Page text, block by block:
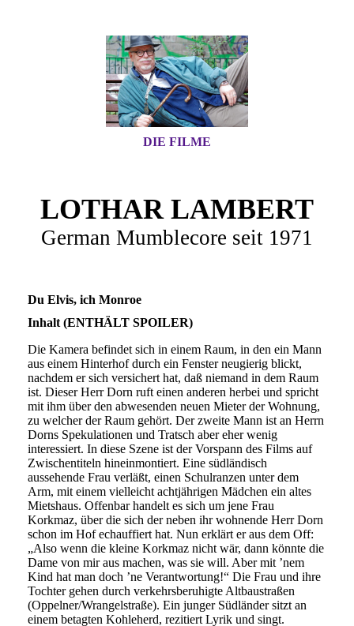
DIE FILME
LOTHAR LAMBERT
German Mumblecore seit 1971
Du Elvis, ich Monroe
Inhalt (ENTHÄLT SPOILER)
Die Kamera befindet sich in einem Raum, in den ein Mann aus einem Hinterhof durch ein Fenster neugierig blickt, nachdem er sich versichert hat, daß niemand in dem Raum ist. Dieser Herr Dorn ruft einen anderen herbei und spricht mit ihm über den abwesenden neuen Mieter der Wohnung, zu welcher der Raum gehört. Der zweite Mann ist an Herrn Dorns Spekulationen und Tratsch aber eher wenig interessiert. In diese Szene ist der Vorspann des Films auf Zwischentiteln hineinmontiert. Eine südländisch aussehende Frau verläßt, einen Schulranzen unter dem Arm, mit einem vielleicht achtjährigen Mädchen ein altes Mietshaus. Offenbar handelt es sich um jene Frau Korkmaz, über die sich der neben ihr wohnende Herr Dorn schon im Hof echauffiert hat. Nun erklärt er aus dem Off: „Also wenn die kleine Korkmaz nicht wär, dann könnte die Dame von mir aus machen, was sie will. Aber mit ’nem Kind hat man doch ’ne Verantwortung!“ Die Frau und ihre Tochter gehen durch verkehrsberuhigte Altbaustraßen (Oppelner/Wrangelstraße). Ein junger Südländer sitzt an einem betagten Kohleherd, rezitiert Lyrik und singt. Unbemerkt beobachtet Herr Dorn ihn dabei, aus dem Hinterhof durchs Fenster lugend, dann den zweiten Mann holend. Der Südländer reckt sich mit nacktem Oberkörper neben einem Spiegel. Nun lugt, mit einem Fußball in der Hand, „die kleine Korkmaz“ durchs Fenster. Ihre Mutter spielt mit ihr und dem Ball und schaut dabei immer wieder zu dem jungen Mann. Frau Korkmaz möchte einen Holzstuhl in eine Mülltonne stopfen. Der Südländer kommt rufend zu ihr ins Bild gerannt und will ihr den Stuhl abnehmen, da er keine Möbel hat. Die beiden stellen sich einander vor: Er wohnt allein, kommt aus Berlin-Rudow, ist ledig und Araber, heißt Tarek. Sie ist Türkin, flirtet ein wenig mit ihm, meint vieldeutig: „Ich hab alles, was sie wollen.“ Sie warnt ihn vor den Nachbarn, „vor allem der dicke, fette Mann, der neben mir wohnt – vor dem müssen sie sich in Acht nehmen“. Während das Gespräch noch zu hören ist, sieht man aus dem Tareks Zimmer, wie Herr Dorn mit zwei Kunstblumen in der Hand über den Hof kommt, in die Wohnung lugt. Dann, aus dem dunklen Treppenhaus, wie er Tarek in etwas aufdringlicher Weise im Haus willkommen heißt. Herr Dorn erfährt, daß der neue Mieter von Beruf Pfleger sei, und stellt sich als Hobby-Hauswart vor, der Tarek zudem aus seiner Wohnung ins Fenster schauen könne. Herr Dorn horcht an einer Wand seiner Wohnung und ruft eine Frau hinzu, die dann ebenfalls lauscht. Aus dem Off hört man, wie sich Frau Korkmaz gegenüber Tarek über dessen Arbeit in der Pathologie mokiert. Zwischendurch erörtern Herr Dorn und seine Besucherin das Verhältnis der beiden. Er meint, wenn die beiden schon mal miteinander Sex gehabt hätten, wüßte er das. Tochter Korkmaz kommt ins Badezimmer und sieht Tarek beim Duschen zu. Sie amüsiert sich darüber, daß er dies mit Badehose tut. Sie ruft ihre Mutter, die ihre Tochter wegschickt und beginnt, eine Banane zu essen, während sie Tarek zusieht und sich ebenfalls amüsiert. Er rechtfertigt sein Verhalten mit Hinweis auf ihre Tochter. Frau Korkmaz und Tarek auf einem Balkon. Sie gießt Blumen und findet, diese würden verwelken wie sie. Er klimpert auf der Gitarre. Sie „kann die arabische Sülze nicht mehr hören“. Er solle statt dessen etwas Schönes singen, etwas von Elvis. Auf den habe sie schon immer gestanden. Und auf die Monroe. „Ich die Monroe und du Elvis Presley – das wär doch ein Paar! (…) Und dann geht’s ganz ruckzuck. Du Elvis, ich Monroe.“ Im Treppenhaus trifft Tarek eine ältere, etwas indisponiert wirkende Frau, die vergessen hat, ihren Rock anzuziehen, und jetzt nach einem ihrer Haarclips sucht. Sie entwindet ihm seine Gitarre und beginnt, auf dieser zu klimpern und dazu zu singen. Da er ihre aufdringlichen Flirtversuche („Bei mir tropft es immer! Vielleicht könnten Sie da mal irgend etwas machen.“) abblockt, empört sie sich schließlich: „So etwas von rüde! Und Sie wollen Ausländer sein?!“ Frau Korkmaz liegt im Unterrock auf ihrem Bett, blickt Tarek an, der mit freiem Oberkörper zu ihr kommt, schließlich ihren Kopf auf ihre Beine legt. Anschließend balgen sich die beiden unter der laufenden Dusche. Zwei Zwischenschnitte zeigen Frau Korkmaz auf ihrem Bett in Ekstase. Schwenk von einem Rettungswagen über den Hochbahnhof Schlesisches Tor. Schwenk von Tarek, der mit nacktem Oberkörper im Fenster seiner Wohnung sitzt, über den Hinterhof. Frau Korkmaz und ihre Tochter auf der Straße. Tarek im Fenster, schreibend. Nonnen in der Oppelner Straße. Ein älterer Mann über Flaschen auf einer Bank liegend. Aus dem Off hört man während all dem eine Frau religiöse Propaganda verbreiten, im Wechsel mit einem türkischen Übersetzer, dazwischen pöbeln Männer in Berliner Tonfall. Tarek tanzt mit Frau Korkmaz’ Tochter, sie auf einem Arm tragend. Frau Korkmaz kommt hinzu, beobachtet die beiden in der Tür stehend, mit zunehmend mißbilligendem Blick. Die beiden hören auf zu tanzen. Die Tochter weint. Tarek macht gegenüber ihrer Mutter eine fragende Geste. Er blickt aus seinem Fenster hinauf zum Vorderhaus. Aus dem Off erzählt Herr Dorn seiner Bekannten: „Jetzt hat sie ihn doch tatsächlich rausgeschmissen! (…) Es hatte wohl mit der Tochter zu tun! (…) Jaja, so sind se: Männer! Männer, sag ich nur!“ Er kommt mit Frau Korkmaz die Treppe hinunter, sie giften einander an. Er meint: „Nun ist wieder Ruhe eingekehrt bei Ihnen. Es tut mir ja so leid für Sie. Ich bin erleichtert.“ Frau Korkmaz sitzt mit ihrer Tochter an einem Tisch, den ein Imbißladen auf die Straße gestellt hat. Die Tochter möchte zu den religiösen Propagandisten, mit den sich dort aufhaltenden Kindern spielen. Die Mutter echauffiert sich darüber zunehmend: „Die beten alle da rum! (…) Jetzt haben wir endlich diese Religion hinter uns, die eine, willste noch eine ausprobieren?“ Die Tochter beginnt zu weinen. Ihre Mutter beschimpft sie. Tarek fegt die Straße und räumt die Überreste von Gemüsekisten in einen Lkw. Frau Korkmaz’ Tochter schleicht sich heran und beobachtet ihn. Aus dem Off hört man ihre Mutter, welche sie wegholt und Tarek wüst beschimpft. Man sieht ihn, wie er durch einen dunklen Fußgängertunnel läuft (der heute nicht mehr existierende Görlitzer Tunnel zwischen Oppelner und Liegnitzer Straße), auf das Licht am Ende zu. Dann auf einer Brücke ohne Geländer an der Berliner Mauer (Treptower Brücke über den Landwehrkanal), an einem Kanal. Im Off schimpft er zurück. Schwenk über eine alte Bahnbrücke. Tarek an der Mauer. Frau Korkmaz und er beschimpfen einander weiter. Zerstörte Rohrleitungen. Tarek an der Spree (zwischen Pfuel- und Oberbaumstraße), die Mauer vis-à-vis, die Oberbaumbrücke im Hintergrund. Herr Dorn und seine Bekannte sitzen nebeneinander und lauschen dem Streit zwischen Frau Korkmaz und Tarek, der aus der Nebenwohnung herübertönt. Sie meint, sie habe keinen Mann nötig, nur einen Menschen. Er, dann müsse sie sich eine Frau nehmen. Herr Dorn wendet sich durchs Fenster an Tarek und bietet ihm zum Verkauf ein Album mit Autogrammen und Bildern an, unter anderem von Marilyn Monroe und Elvis Presley: „Wär das nicht was für Frau Korkmaz?“ Er gibt sich überrascht darüber, daß die beiden nicht mehr zusammensein sollen, preist das Buch dann als „schönes Versöhnungsgeschenk“ an. Tarek lehnt ab, weil es ihm viel zu teuer ist. Er läuft auf der Straße einer jungen Blondine hinterher. An der Ecke (Wrangel- und Oppelner Straße) begegnen sie Frau Korkmaz und ihrer Tochter. Aus dem Off erzählt Herr Dorn dazu, die drei hätten eine Beziehung miteinander begonnen. Das Trio läuft Hand in Hand über die Straße, sitzt in einem Straßencafé, vergnügt sich mit der Tochter auf einer Rasenfläche mit Skulpturen (zwischen Schlesischer und Oberbaumstraße). Im Treppenhaus überfällt die etwas indisponiert wirkende ältere Frau Herrn Dorns Gesprächspartner vom Anfang des Films und möchte ihm den neuesten Tratsch über Frau Korkmaz und deren Ménage à trois mitteilen, woran dieser aber nur wenig Interesse zeigt. Dann versucht sie, mit ihm zu flirten. Und dann möchte zu ihm in die Wohnung kommen, weil man von dieser aus mit ihrem Fernrohr besser beobachten könne, was bei Frau Korkmaz passiert. Außerdem tropfe es bei ihr dauernd. Der Mann erwidert, er sei kein Rohrleger. Frau Korkmaz führt vor der Blondine, die rauchend auf ihrem Bett liegt, einen Bauchtanz auf. Schließlich geht sie zu der Frau, küßt und streichelt sie, derweil aus dem Off ein Lobgesang von Frau Korkmaz auf ihre neue Freundin zu hören ist. Die Tochter beobachtet die Intimitäten durch einen Türspalt. Die Blondine weist ihre Gastgeberin zurecht, als diese sie als Monroe-Imitation betrachten möchte. An den Mülltonnen begegnen Frau Korkmaz und Herr Dorn einander. Er versucht, sie über ihre Lebenslage auszuhorchen, und beschwert sich über ihre Lautstärke: „Sagen Sie: Ist das Ihr Privatleben oder sind das Pornokassetten, was ich da höre?“ – „Teils, teils.“ Er sorgt sich um ihr Kind, beschimpft sie. Tarek produziert sich à la Elvis vor Frau Korkmaz und ihrer Tochter, die ihn, auf dem Bett liegend, beobachten und ihm applaudieren. Die Tochter erzählt ihm, an seinem Kohleofen, vom Verhältnis zwischen ihrer Mutter und der Blondine. Herr Dorn hört, auf seinem Sofa sitzend, einen lautstarken Streit zwischen Frau Korkmaz und Tarek. Zu diesem, der mit freiem Oberkörper in seinem Fenster sitzt, kommt die Blondine. Beide beginnen ein Gespräch über die Beziehung(en), wie sehr „die Kleine“ ihn vermissen würde, wie wenig er auf Grund seiner Erziehung die lesbische Beziehung akzeptieren könne. Dazwischen sieht man Szenen mit Frau Korkmaz, ihrer Tochter und Tarek. Frau Korkmaz steht, mit blonder Perücke und einem Spiegel in der Hand, auf ihrem Balkon und singt. Ihre Tochter drängt vergeblich auf Hilfe bei ihren Schulaufgaben. Schließlich nimmt Frau Korkmaz ernüchtert ihre Perücke ab und zieht aus ihrem Büstenhalter das Material, mit dem sie diesen ausgestopft hatte. Herrn Dorn und seine Nachbarin kleben wieder an der Wand und hören die beiden Frauen stöhne